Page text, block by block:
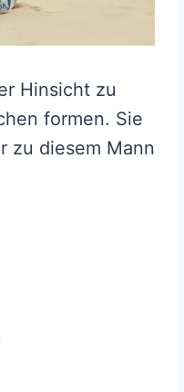
Hinsicht zu
formen. Sie
zu diesem Mann